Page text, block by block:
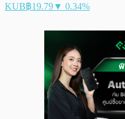
KUB฿19.79▼ 0.34%